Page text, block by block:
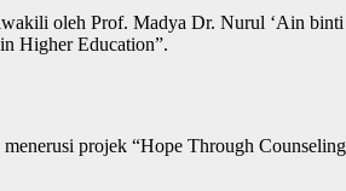
oleh Prof. Madya Dr. Nurul ‘Ain
Higher Education”.
projek “Hope Through